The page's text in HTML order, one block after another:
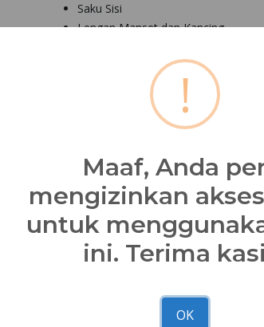
Saku Sisi
Lengan Manset dan Kancing
Dapatkan gamis cantik NB B92 di seluruh
*Kesesuaian foto dan asli 90 - 100%
Bagikan
!
Maaf, Anda
mengizinkan
untuk
ini. Terima
OK